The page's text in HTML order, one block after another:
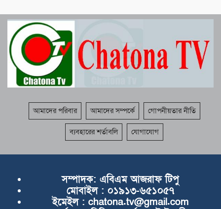
আমাদের পরিবার আমাদের সম্পর্কে গোপনীয়তার নীতি
ব্যবহারের শর্তাবলি যোগাযোগ
সম্পাদক: এবিএম আজরাফ টিপু
মোবাইল : ০১৯১৩-৬৫১০৫৭
ইমেইল : chatona.tv@gmail.com